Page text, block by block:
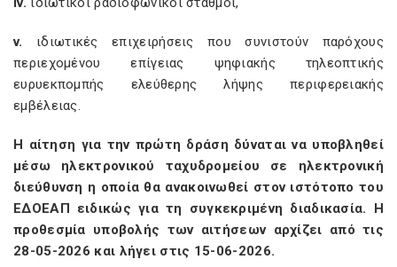
v. ιδιωτικές επιχειρήσεις που συνιστούν παρόχους
περιεχομένου επίγειας ψηφιακής τηλεοπτικής
ευρυεκπομπής ελεύθερης λήψης περιφερειακής
εμβέλειας.
Η αίτηση για την πρώτη δράση δύναται να υποβληθεί
μέσω ηλεκτρονικού ταχυδρομείου σε ηλεκτρονική
διεύθυνση η οποία θα ανακοινωθεί στον ιστότοπο του
ΕΔΟΕΑΠ ειδικώς για τη συγκεκριμένη διαδικασία. Η
προθεσμία υποβολής των αιτήσεων αρχίζει από τις
28-05-2026 και λήγει στις 15-06-2026.